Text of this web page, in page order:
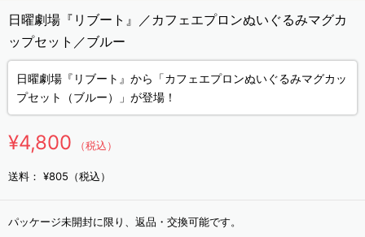
日曜劇場『リブート』／カフェエプロンぬいぐるみマグカ
ップセット／ブルー
日曜劇場『リブート』から「カフェエプロンぬいぐるみマグカッ
プセット（ブルー）」が登場！
¥4,800 （税込）
送料： ¥805（税込）
パッケージ未開封に限り、返品・交換可能です。